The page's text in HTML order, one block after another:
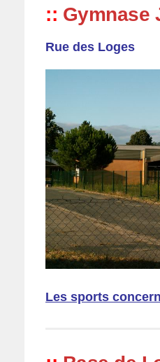
:: Gymnase
Rue des Loges
Les sports